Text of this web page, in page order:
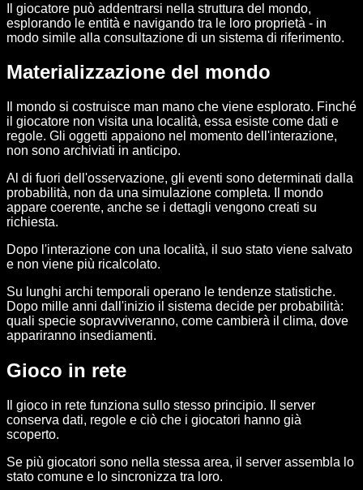
Il giocatore può addentrarsi nella struttura del mondo,
esplorando le entità e navigando tra le loro proprietà - in
modo simile alla consultazione di un sistema di riferimento.
Materializzazione del mondo
Il mondo si costruisce man mano che viene esplorato. Finché
il giocatore non visita una località, essa esiste come dati e
regole. Gli oggetti appaiono nel momento dell'interazione,
non sono archiviati in anticipo.
Al di fuori dell'osservazione, gli eventi sono determinati dalla
probabilità, non da una simulazione completa. Il mondo
appare coerente, anche se i dettagli vengono creati su
richiesta.
Dopo l'interazione con una località, il suo stato viene salvato
e non viene più ricalcolato.
Su lunghi archi temporali operano le tendenze statistiche.
Dopo mille anni dall'inizio il sistema decide per probabilità:
quali specie sopravviveranno, come cambierà il clima, dove
appariranno insediamenti.
Gioco in rete
Il gioco in rete funziona sullo stesso principio. Il server
conserva dati, regole e ciò che i giocatori hanno già
scoperto.
Se più giocatori sono nella stessa area, il server assembla lo
stato comune e lo sincronizza tra loro.